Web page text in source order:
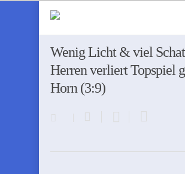
Wenig Licht & viel
Herren verliert Topspiel
Horn (3:9)